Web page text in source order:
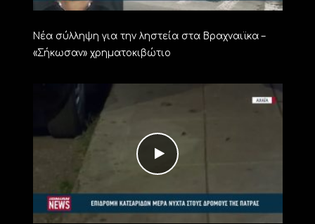
Νέα σύλληψη για την ληστεία στα Βραχναιϊκα –
«Σήκωσαν» χρηματοκιβώτιο